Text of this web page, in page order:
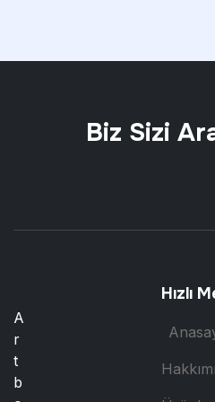
Biz Sizi
A
r
t
b
Hızlı